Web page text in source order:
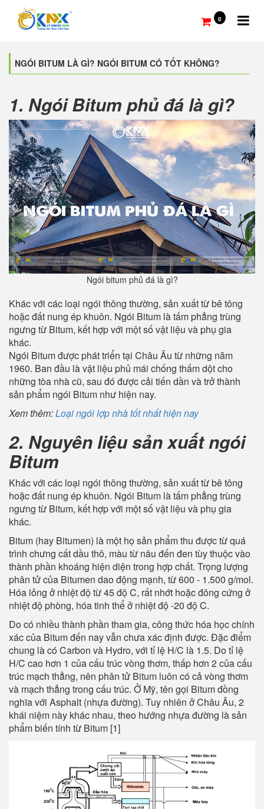
0
NGÓI BITUM LÀ GÌ? NGÓI BITUM CÓ TỐT KHÔNG?
1. Ngói Bitum phủ đá là gì?
Ngói bitum phủ đá là gì?
Khác với các loại ngói thông thường, sản xuất từ bê tông
hoặc đất nung ép khuôn. Ngói Bitum là tấm phẳng trùng
ngưng từ Bitum, kết hợp với một số vật liệu và phụ gia
khác.
Ngói Bitum được phát triển tại Châu Âu từ những năm
1960. Ban đầu là vật liệu phủ mái chống thấm dột cho
những tòa nhà cũ, sau đó được cải tiến dần và trở thành
sản phẩm ngói Bitum như hiện nay.
Xem thêm:Loại ngói lợp nhà tốt nhất hiện nay
2. Nguyên liệu sản xuất ngói
Bitum
Khác với các loại ngói thông thường, sản xuất từ bê tông
hoặc đất nung ép khuôn. Ngói Bitum là tấm phẳng trùng
ngưng từ Bitum, kết hợp với một số vật liệu và phụ gia
khác.
Bitum (hay Bitumen) là một họ sản phẩm thu được từ quá
trình chưng cất dầu thô, màu từ nâu đến đen tùy thuộc vào
thành phần khoáng hiện diện trong hợp chất. Trọng lượng
phân tử của Bitumen dao động mạnh, từ 600 - 1.500 g/mol.
Hóa lỏng ở nhiệt độ từ 45 độ C, rất nhớt hoặc đông cứng ở
nhiệt độ phòng, hóa tinh thể ở nhiệt độ -20 độ C.
Do có nhiều thành phần tham gia, công thức hóa học chính
xác của Bitum đến nay vẫn chưa xác định được. Đặc điểm
chung là có Carbon và Hydro, với tỉ lệ H/C là 1.5. Do tỉ lệ
H/C cao hơn 1 của cấu trúc vòng thơm, thấp hơn 2 của cấu
trúc mạch thẳng, nên phân tử Bitum luôn có cả vòng thơm
và mạch thẳng trong cấu trúc. Ở Mỹ, tên gọi Bitum đồng
nghĩa với Asphalt (nhựa đường). Tuy nhiên ở Châu Âu, 2
khái niệm này khác nhau, theo hướng nhựa đường là sản
phẩm biến tính từ Bitum [1]